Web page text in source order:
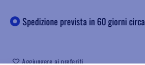
Spedizione prevista in 60 giorni circa
Aggiungere ai preferiti